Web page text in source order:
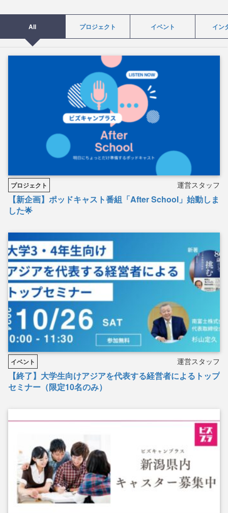
All プロジェクト イベント イン
プロジェクト 運営スタッフ
【新企画】ポッドキャスト番組「After School」始動しま
した🌟
イベント 運営スタッフ
【終了】大学生向けアジアを代表する経営者によるトップ
セミナー（限定10名のみ）